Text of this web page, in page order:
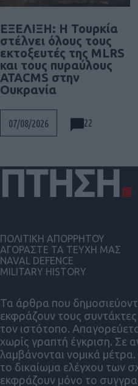
ΕΞΕΛΙΞΗ: H Τουρκία
στέλνει όλους τους
εκτοξευτές της MLRS
και τους πυραύλους
ATACMS στην
Ουκρανία
07/08/2026 22
Τα άρθρα που
εκφράζουν τους συντάκτες
τον ιστότοπο.
χωρίς γραπτή έγκριση. Σε
λαμβάνονται νομικά
το δικαίωμα ελέγχου των
εκφράζουν μόνο το
ΠΟΛΙΤΙΚΗ ΑΠΟΡΡΗΤΟΥ
ΑΓΟΡΑΣΤΕ ΤΑ ΤΕΥΧΗ ΜΑΣ
NAVAL DEFENCE
MILITARY HISTORY